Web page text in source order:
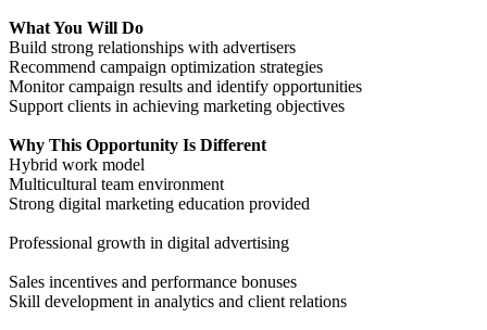
What You Will Do
Build strong relationships with advertisers
Recommend campaign optimization strategies
Monitor campaign results and identify opportunities
Support clients in achieving marketing objectives
Why This Opportunity Is Different
Hybrid work model
Multicultural team environment
Strong digital marketing education provided
Professional growth in digital advertising
Sales incentives and performance bonuses
Skill development in analytics and client relations